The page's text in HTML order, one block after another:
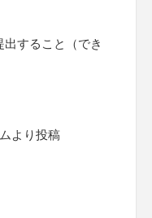
すること（でき
より投稿